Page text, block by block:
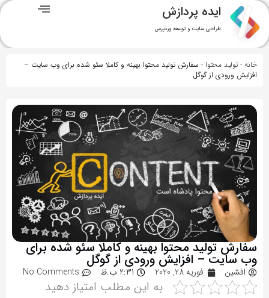
ایده پردازش
طراحی سایت و توسعه وردپرس
خانه - تولید محتوا - سفارش تولید محتوا بهینه و کاملا سئو شده برای وب سایت –
افزایش ورودی از گوگل
سفارش تولید محتوا بهینه و کاملا سئو شده برای
وب سایت – افزایش ورودی از گوگل
افشین فوریه 28, 2020 2:31 ب.ظ No Comments
به این مطلب امتیاز دهید